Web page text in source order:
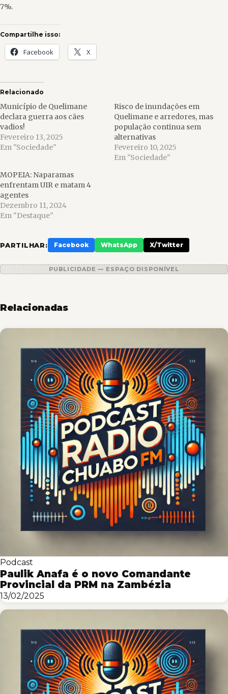
7%.
Compartilhe isso:
Facebook X
Relacionado
Município de Quelimane
declara guerra aos cães
vadios!
Fevereiro 13, 2025
Em "Sociedade"
Risco de inundações em
Quelimane e arredores, mas
população continua sem
alternativas
Fevereiro 10, 2025
Em "Sociedade"
MOPEIA: Naparamas
enfrentam UIR e matam 4
agentes
Dezembro 11, 2024
Em "Destaque"
PARTILHAR: Facebook WhatsApp X/Twitter
PUBLICIDADE — ESPAÇO DISPONÍVEL
Relacionadas
Podcast
Paulik Anafa é o novo Comandante
Provincial da PRM na Zambézia
13/02/2025